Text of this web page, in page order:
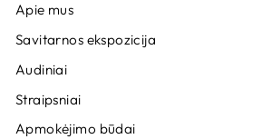
Apie mus
Savitarnos ekspozicija
Audiniai
Straipsniai
Apmokėjimo būdai